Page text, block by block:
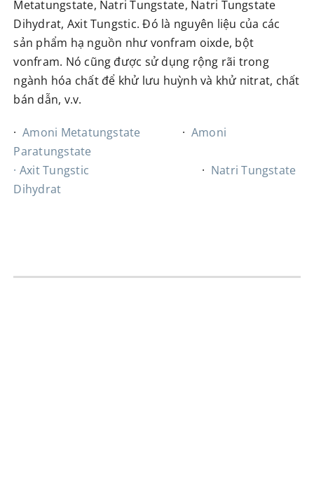
Metatungstate, Natri Tungstate, Natri Tungstate
Dihydrat, Axit Tungstic. Đó là nguyên liệu của các
sản phẩm hạ nguồn như vonfram oixde, bột
vonfram. Nó cũng được sử dụng rộng rãi trong
ngành hóa chất để khử lưu huỳnh và khử nitrat, chất
bán dẫn, v.v.
·Amoni Metatungstate · Amoni
Paratungstate
· Axit Tungstic
· Natri Tungstate
Dihydrat